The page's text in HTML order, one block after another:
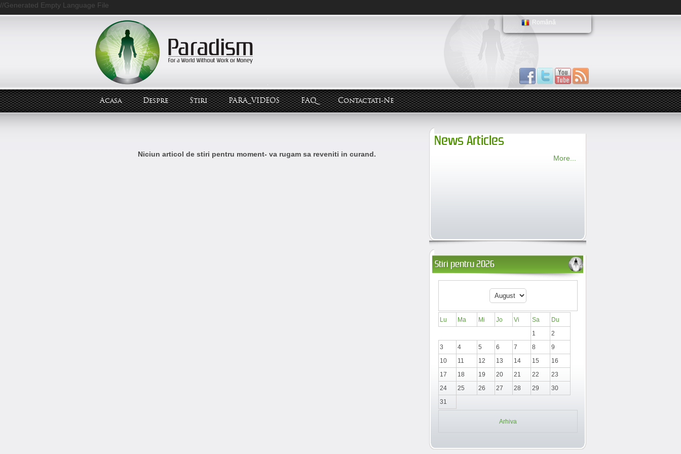
//Generated Empty Language File
Română
Acasa Despre Stiri PARA_VIDEOS FAQ Contactati-Ne
Niciun articol de stiri pentru moment- va rugam sa reveniti in curand.
News Articles
More...
Stiri pentru 2026
Lu Ma Mi Jo Vi Sa
Du
1
2
3
4 5 6 7 8
9
10
11 12 13 14 15
16
17
18 19 20 21 22
23
24
25 26 27 28 29
30
31
Arhiva